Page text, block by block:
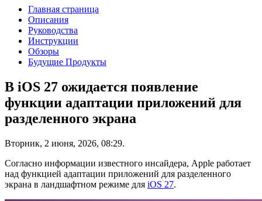
Главная страница
Описания
Руководства
Инструкции
Обзоры
Будущие Продукты
В iOS 27 ожидается появление
функции адаптации приложений для
разделенного экрана
Вторник, 2 июня, 2026, 08:29.
Согласно информации известного инсайдера, Apple работает
над функцией адаптации приложений для разделенного
экрана в ландшафтном режиме для iOS 27.